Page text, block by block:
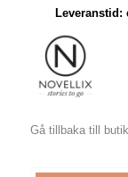
Leveranstid:
Gå tillbaka till